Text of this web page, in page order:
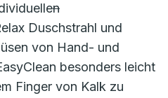
n
Duschstrahl und
von Hand- und
besonders leicht
Finger von Kalk zu